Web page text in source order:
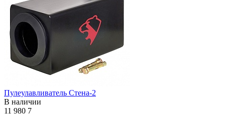
Пулеулавливатель Стена-2
В наличии
11 980 7